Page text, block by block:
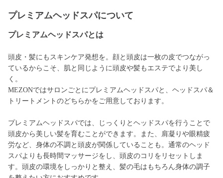
プレミアムヘッドスパについて
プレミアムヘッドスパとは
頭皮・髪にもスキンケア発想を。顔と頭皮は一枚の皮でつながっ
ているからこそ、肌と同じように頭皮や髪もエステでより美し
く。
MEZONではサロンごとにプレミアムヘッドスパと、ヘッドスパ＆
トリートメントのどちらかをご用意しております。
プレミアムヘッドスパでは、じっくりとヘッドスパを行うことで
頭皮から美しい髪を育むことができます。また、肩凝りや眼精疲
労など、身体の不調と頭皮が関係していることも。通常のヘッド
スパよりも長時間マッサージをし、頭皮のコリをリセットしま
す。頭皮の環境をしっかりと整え、髪の毛はもちろん身体の調子